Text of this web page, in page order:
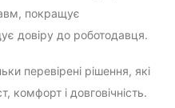
покращує
довіру до роботодавця.
перевірені рішення, які
комфорт і довговічність.